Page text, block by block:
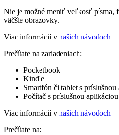
Nie je možné meniť veľkosť písma,
väčšie obrazovky.
Viac informácií v našich návodoch
Prečítate na zariadeniach:
Pocketbook
Kindle
Smartfón či tablet s príslušnou
Počítač s príslušnou aplikáciou
Viac informácií v našich návodoch
Prečítate na: